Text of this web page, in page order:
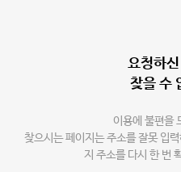
요청하
찾을 수
이용에 불편을
찾으시는 페이지는 주소를 잘못 입
지 주소를 다시 한 번